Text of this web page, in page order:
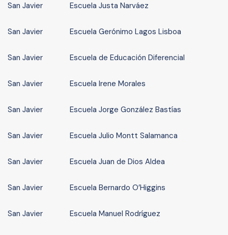
San Javier Escuela Justa Narváez
San Javier Escuela Gerónimo Lagos Lisboa
San Javier Escuela de Educación Diferencial
San Javier Escuela Irene Morales
San Javier Escuela Jorge González Bastías
San Javier Escuela Julio Montt Salamanca
San Javier Escuela Juan de Dios Aldea
San Javier Escuela Bernardo O’Higgins
San Javier Escuela Manuel Rodríguez